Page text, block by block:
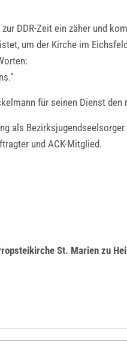
DDR-Zeit ein zäher und
um der Kirche im
für seinen Dienst
als
und ACK-Mitglied.
St. Marien zu